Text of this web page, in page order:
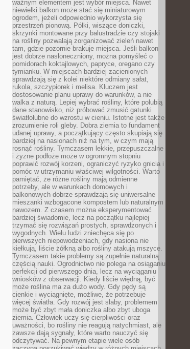
ważnym elementem jest wybór miejsca. Nawet
niewielki balkon może stać się miniaturowym
ogrodem, jeżeli odpowiednio wykorzysta się
przestrzeń pionową. Półki, wiszące doniczki,
skrzynki montowane przy balustradzie czy stojaki
na rośliny pozwalają zorganizować zieleń nawet
tam, gdzie pozornie brakuje miejsca. Jeśli balkon
jest dobrze nasłoneczniony, można pomyśleć o
pomidorach koktajlowych, papryce, oregano czy
tymianku. W miejscach bardziej zacienionych
sprawdzają się z kolei niektóre odmiany sałat,
rukola, szczypiorek i melisa. Kluczem jest
dostosowanie planu uprawy do warunków, a nie
walka z naturą. Lepiej wybrać rośliny, które polubią
dane stanowisko, niż próbować zmusić gatunki
światłolubne do wzrostu w cieniu. Istotne jest także
zrozumienie roli gleby. Dobra ziemia to fundament
udanej uprawy, a początkujący często skupiają się
bardziej na nasionach niż na tym, w czym mają
rosnąć rośliny. Tymczasem lekkie, przepuszczalne
i żyzne podłoże może w ogromnym stopniu
poprawić rozwój korzeni, ograniczyć ryzyko gnicia i
pomóc w utrzymaniu właściwej wilgotności. Warto
pamiętać, że różne rośliny mają odmienne
potrzeby, ale w warunkach domowych i
balkonowych dobrze sprawdzają się uniwersalne
mieszanki wzbogacone kompostem lub naturalnym
nawozem. Z czasem można eksperymentować
bardziej świadomie, lecz na początku najlepiej
trzymać się rozwiązań prostych, sprawdzonych i
wygodnych. Wielu ludzi zniechęca się po
pierwszych niepowodzeniach, gdy nasiona nie
kiełkują, liście żółkną albo rośliny atakują mszyce.
Tymczasem takie problemy są zupełnie naturalną
częścią nauki. Ogrodnictwo nie polega na osiąganiu
perfekcji od pierwszego dnia, lecz na wyciąganiu
wniosków z obserwacji. Kiedy liście więdną, być
może roślina ma za dużo wody. Gdy pędy są
cienkie i wyciągnięte, możliwe, że potrzebuje
więcej światła. Gdy rozwój jest słaby, problemem
może być zbyt mała doniczka albo zbyt uboga
ziemia. Człowiek uczy się cierpliwości oraz
uważności, bo rośliny nie reagują natychmiast, ale
zawsze dają sygnały, które warto nauczyć się
odczytywać. Na pewnym etapie wiele osób